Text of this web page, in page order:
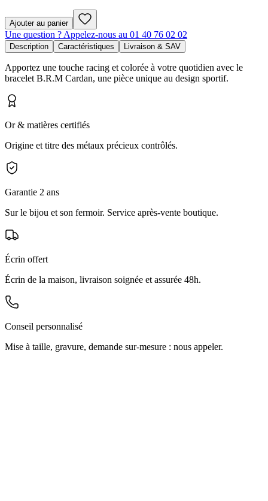
Ajouter au panier
Une question ? Appelez-nous au 01 40 76 02 02
Description Caractéristiques Livraison & SAV
Apportez une touche racing et colorée à votre quotidien avec le
bracelet B.R.M Cardan, une pièce unique au design sportif.
Or & matières certifiés
Origine et titre des métaux précieux contrôlés.
Garantie 2 ans
Sur le bijou et son fermoir. Service après-vente boutique.
Écrin offert
Écrin de la maison, livraison soignée et assurée 48h.
Conseil personnalisé
Mise à taille, gravure, demande sur-mesure : nous appeler.